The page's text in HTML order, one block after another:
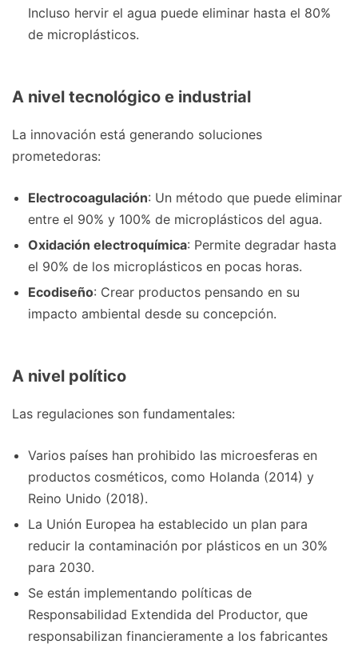
Incluso hervir el agua puede eliminar hasta el 80%
de microplásticos.
A nivel tecnológico e industrial
La innovación está generando soluciones
prometedoras:
Electrocoagulación: Un método que puede eliminar
entre el 90% y 100% de microplásticos del agua.
Oxidación electroquímica: Permite degradar hasta
el 90% de los microplásticos en pocas horas.
Ecodiseño: Crear productos pensando en su
impacto ambiental desde su concepción.
A nivel político
Las regulaciones son fundamentales:
Varios países han prohibido las microesferas en
productos cosméticos, como Holanda (2014) y
Reino Unido (2018).
La Unión Europea ha establecido un plan para
reducir la contaminación por plásticos en un 30%
para 2030.
Se están implementando políticas de
Responsabilidad Extendida del Productor, que
responsabilizan financieramente a los fabricantes